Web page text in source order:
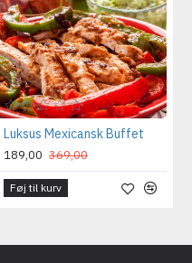
Luksus Mexicansk Buffet
189,00 369,00
Føj til kurv